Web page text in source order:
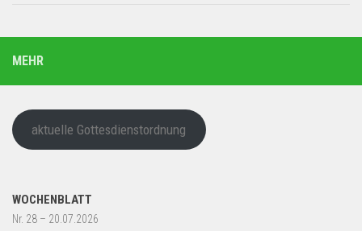
MEHR
aktuelle Gottesdienstordnung
WOCHENBLATT
Nr. 28 – 20.07.2026